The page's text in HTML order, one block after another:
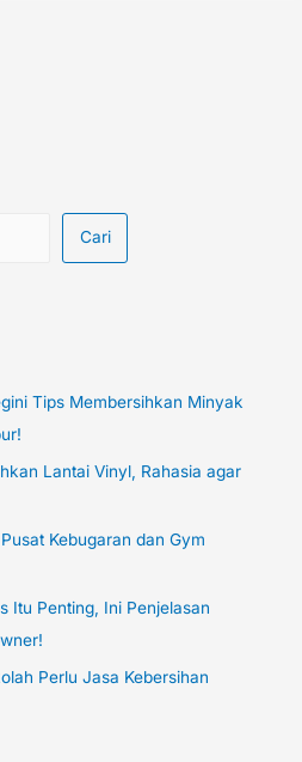
Cari
Tips Membersihkan Minyak
Lantai Vinyl, Rahasia agar
Kebugaran dan Gym
Itu Penting, Ini Penjelasan
Perlu Jasa Kebersihan